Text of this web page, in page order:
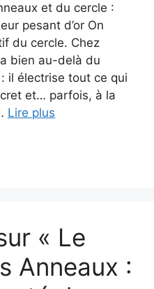
et du cercle :
pesant d’or On
du cercle. Chez
bien au-delà du
il électrise tout ce qui
et… parfois, à la
Lire plus
« Le
Anneaux :